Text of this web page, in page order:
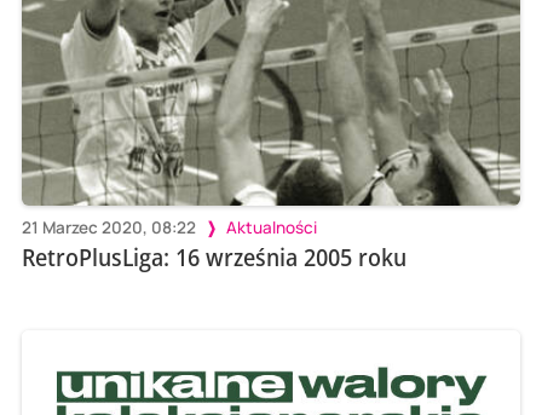
21 Marzec 2020, 08:22 Aktualności
RetroPlusLiga: 16 września 2005 roku